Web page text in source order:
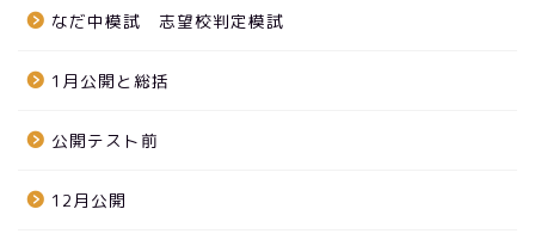
なだ中模試 志望校判定模試
1月公開と総括
公開テスト前
12月公開